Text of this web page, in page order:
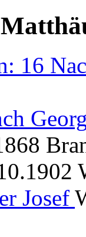
16
Georg
Josef